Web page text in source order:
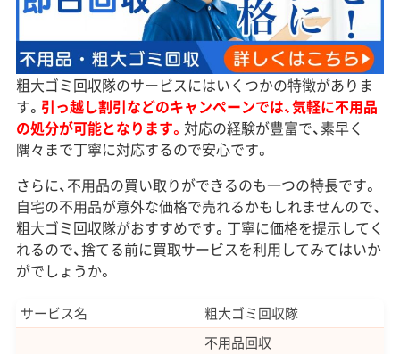
粗大ゴミ回収隊のサービスにはいくつかの特徴がありま
す。 引っ越し割引などのキャンペーンでは、気軽に不用品
の処分が可能となります。 対応の経験が豊富で、素早く
隅々まで丁寧に対応するので安心です。
さらに、不用品の買い取りができるのも一つの特長です。
自宅の不用品が意外な価格で売れるかもしれませんので、
粗大ゴミ回収隊がおすすめです。丁寧に価格を提示してく
れるので、捨てる前に買取サービスを利用してみてはいか
がでしょうか。
サービス名 粗大ゴミ回収隊
不用品回収